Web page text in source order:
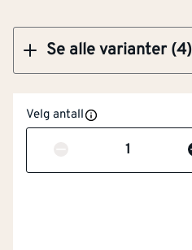
Se alle varianter (4)
Velg antall
Antall